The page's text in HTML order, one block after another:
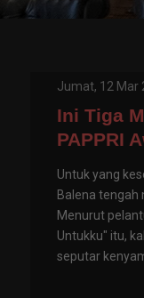
Jumat, 12 Mar
Ini Tiga
PAPPRI
Untuk yang
Balena tengah
Menurut
Untukku" itu,
seputar